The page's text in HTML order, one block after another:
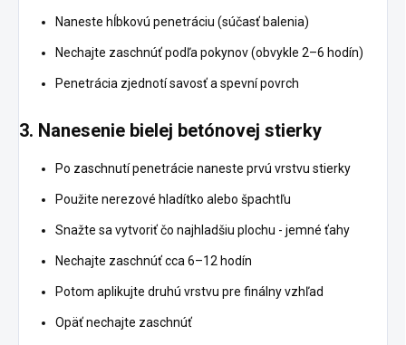
Naneste hĺbkovú penetráciu (súčasť balenia)
Nechajte zaschnúť podľa pokynov (obvykle 2–6 hodín)
Penetrácia zjednotí savosť a spevní povrch
3. Nanesenie bielej betónovej stierky
Po zaschnutí penetrácie naneste prvú vrstvu stierky
Použite nerezové hladítko alebo špachtľu
Snažte sa vytvoriť čo najhladšiu plochu - jemné ťahy
Nechajte zaschnúť cca 6–12 hodín
Potom aplikujte druhú vrstvu pre finálny vzhľad
Opäť nechajte zaschnúť